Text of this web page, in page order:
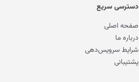
دسترسی سریع
صفحه اصلی
درباره ما
شرایط سرویس‌دهی
پشتیبانی